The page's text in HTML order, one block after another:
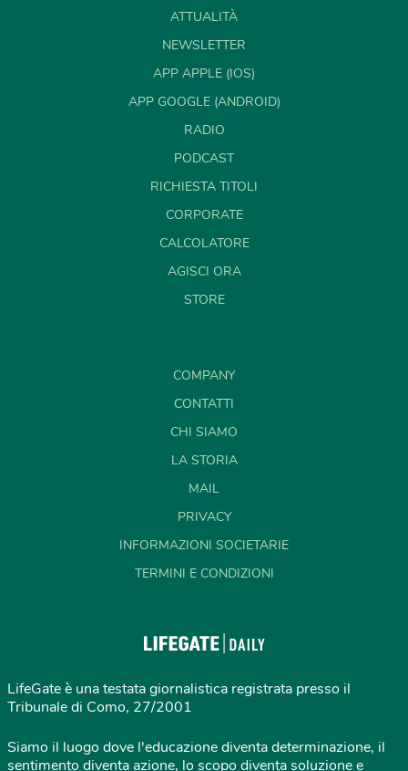
ATTUALITÀ
NEWSLETTER
APP APPLE (IOS)
APP GOOGLE (ANDROID)
RADIO
PODCAST
RICHIESTA TITOLI
CORPORATE
CALCOLATORE
AGISCI ORA
STORE
COMPANY
CONTATTI
CHI SIAMO
LA STORIA
MAIL
PRIVACY
INFORMAZIONI SOCIETARIE
TERMINI E CONDIZIONI
LifeGate è una testata giornalistica registrata presso il
Tribunale di Como, 27/2001
Siamo il luogo dove l'educazione diventa determinazione, il
sentimento diventa azione, lo scopo diventa soluzione e